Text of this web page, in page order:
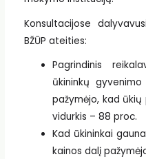
Konsultacijose
BŽŪP ateities:
Pagrindinis
ūkininkų
pažymėjo, kad ūkių
vidurkis – 88 proc.
Kad ūkininkai
kainos dalį